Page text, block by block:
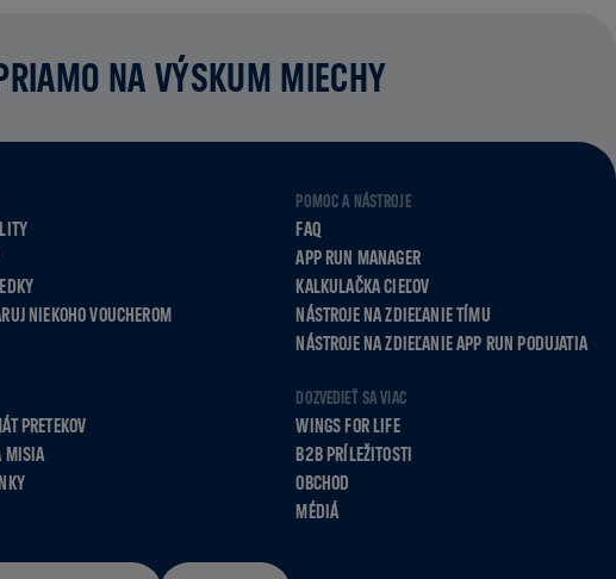
NA VÝSKUM MIECHY
NIEKOHO VOUCHEROM
POMOC A NÁSTROJE
FAQ
APP RUN MANAGER
KALKULAČKA CIEĽOV
NÁSTROJE NA ZDIEĽANIE TÍMU
NÁSTROJE NA ZDIEĽANIE APP RUN PODUJATIA
PRETEKOV
MISIA
DOZVEDIEŤ SA VIAC
WINGS FOR LIFE
B2B PRÍLEŽITOSTI
OBCHOD
MÉDIÁ